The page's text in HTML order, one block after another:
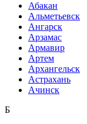
Абакан
Альметьевск
Ангарск
Арзамас
Армавир
Артем
Архангельск
Астрахань
Ачинск
Б